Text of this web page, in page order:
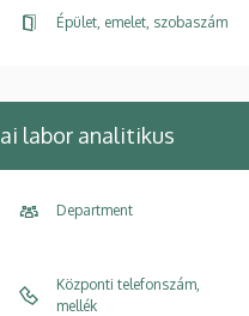
Épület, emelet, szobaszám
labor analitikus
Department
Központi telefonszám,
mellék